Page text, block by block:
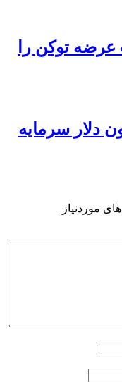
عرضه توکن را
بلوم ۵ میلیون دلار سرمایه
موردنیاز